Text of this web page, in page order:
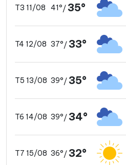
T3 11/08 41°/ 35°
T4 12/08 37°/ 33°
T5 13/08 39°/ 35°
T6 14/08 39°/ 34°
T7 15/08 36°/ 32°